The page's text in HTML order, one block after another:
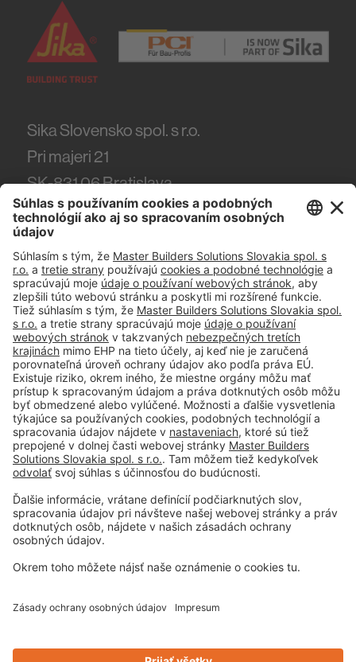
Sika Slovensko spol. s r.o.
Pri majeri 21
SK-831 06Bratislava
Tel. (+421) 918 444 918
#PCI
Tiráž
Podmienky používania
Obchodné podmienky spoločnosti
Paletové hospodárstvo
Ochrana osobných údajov
Privacy-Portal